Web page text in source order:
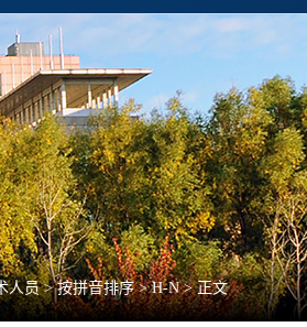
人员>按拼音排序>H-N> 正文